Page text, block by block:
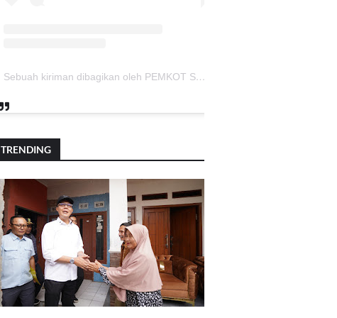
Sebuah kiriman dibagikan oleh PEMKOT SUKABUMI (@pemkotsukabumi_)
TRENDING